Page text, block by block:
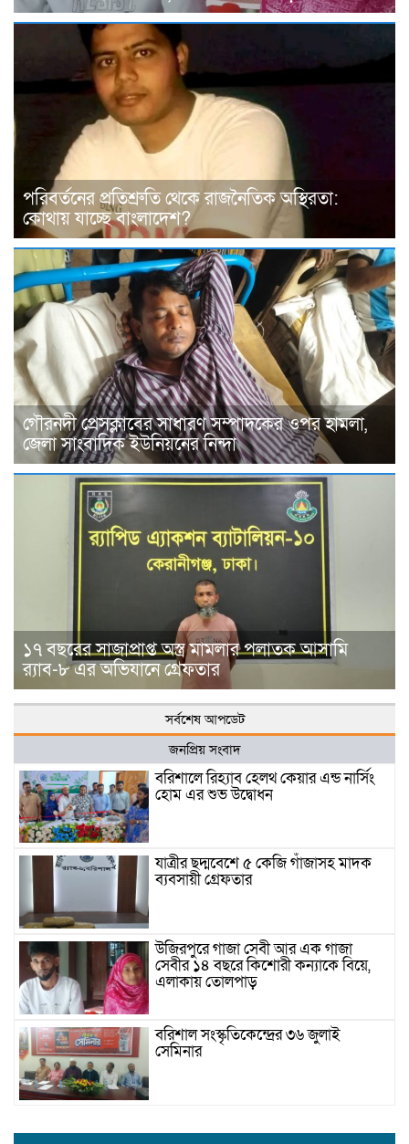
পরিবর্তনের প্রতিশ্রুতি থেকে রাজনৈতিক অস্থিরতা:
কোথায় যাচ্ছে বাংলাদেশ?
গৌরনদী প্রেসক্লাবের সাধারণ সম্পাদকের ওপর হামলা,
জেলা সাংবাদিক ইউনিয়নের নিন্দা
১৭ বছরের সাজাপ্রাপ্ত অস্ত্র মামলার পলাতক আসামি
র‍্যাব-৮ এর অভিযানে গ্রেফতার
সর্বশেষ আপডেট
জনপ্রিয় সংবাদ
বরিশালে রিহ্যাব হেলথ কেয়ার এন্ড নার্সিং
হোম এর শুভ উদ্বোধন
যাত্রীর ছদ্মবেশে ৫ কেজি গাঁজাসহ মাদক
ব্যবসায়ী গ্রেফতার
উজিরপুরে গাজা সেবী আর এক গাজা
সেবীর ১৪ বছরে কিশোরী কন্যাকে বিয়ে,
এলাকায় তোলপাড়
বরিশাল সংস্কৃতিকেন্দ্রের ৩৬ জুলাই
সেমিনার
অস্থিরতা: কোথায় যাচ্ছে বাংলাদেশ?